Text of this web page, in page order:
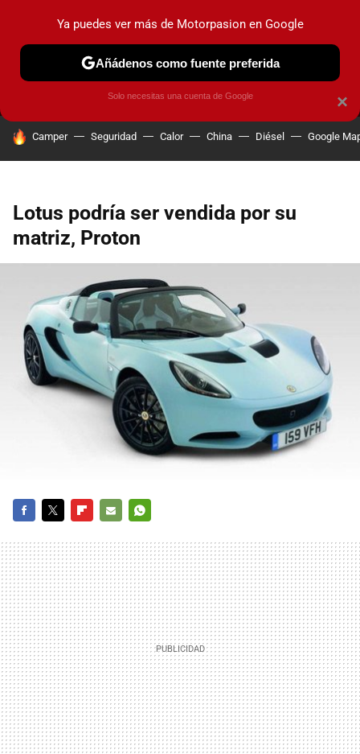
MENÚ NUEVO
COCHES ELÉCTRICOS OBSERVATORIO
HOY SE HABLA DE
Camper Seguridad Calor China Diésel Google
Lotus podría ser vendida por su
matriz, Proton
MAIL
×
Ya puedes ver más de Motorpasion en Google
Añádenos como fuente preferida
Solo necesitas una cuenta de Google